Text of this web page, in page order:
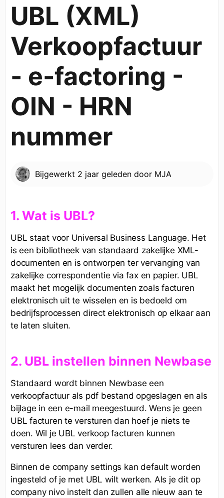
UBL (XML)
Verkoopfactuur
- e-factoring -
OIN - HRN
nummer
Bijgewerkt 2 jaar geleden door MJA
1. Wat is UBL?
UBL staat voor Universal Business Language. Het
is een bibliotheek van standaard zakelijke XML-
documenten en is ontworpen ter vervanging van
zakelijke correspondentie via fax en papier. UBL
maakt het mogelijk documenten zoals facturen
elektronisch uit te wisselen en is bedoeld om
bedrijfsprocessen direct elektronisch op elkaar aan
te laten sluiten.
2. UBL instellen binnen Newbase
Standaard wordt binnen Newbase een
verkoopfactuur als pdf bestand opgeslagen en als
bijlage in een e-mail meegestuurd. Wens je geen
UBL facturen te versturen dan hoef je niets te
doen. Wil je UBL verkoop facturen kunnen
versturen lees dan verder.
Binnen de company settings kan default worden
ingesteld of je met UBL wilt werken. Als je dit op
company nivo instelt dan zullen alle nieuw aan te